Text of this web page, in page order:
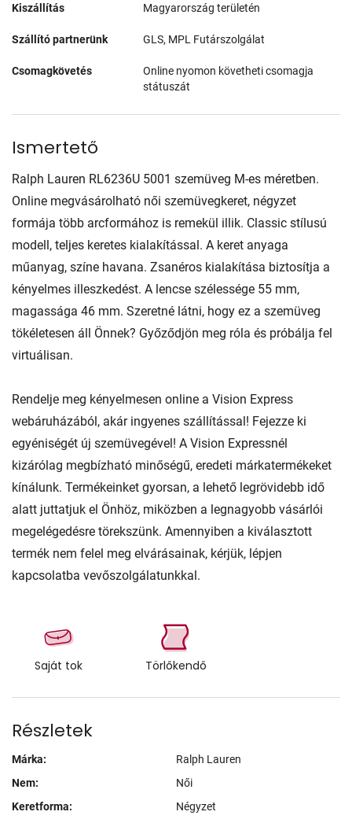
Kiszállítás Magyarország területén
Szállító partnerünk GLS, MPL Futárszolgálat
Csomagkövetés
Online nyomon követheti csomagja
státuszát
Ismertető
Ralph Lauren RL6236U 5001 szemüveg M-es méretben.
Online megvásárolható női szemüvegkeret, négyzet
formája több arcformához is remekül illik. Classic stílusú
modell, teljes keretes kialakítással. A keret anyaga
műanyag, színe havana. Zsanéros kialakítása biztosítja a
kényelmes illeszkedést. A lencse szélessége 55 mm,
magassága 46 mm. Szeretné látni, hogy ez a szemüveg
tökéletesen áll Önnek? Győződjön meg róla és próbálja fel
virtuálisan.
Rendelje meg kényelmesen online a Vision Express
webáruházából, akár ingyenes szállítással! Fejezze ki
egyéniségét új szemüvegével! A Vision Expressnél
kizárólag megbízható minőségű, eredeti márkatermékeket
kínálunk. Termékeinket gyorsan, a lehető legrövidebb idő
alatt juttatjuk el Önhöz, miközben a legnagyobb vásárlói
megelégedésre törekszünk. Amennyiben a kiválasztott
termék nem felel meg elvárásainak, kérjük, lépjen
kapcsolatba vevőszolgálatunkkal.
Saját tok Törlőkendő
Részletek
Márka:
Ralph Lauren
Nem:
Női
Keretforma:
Négyzet